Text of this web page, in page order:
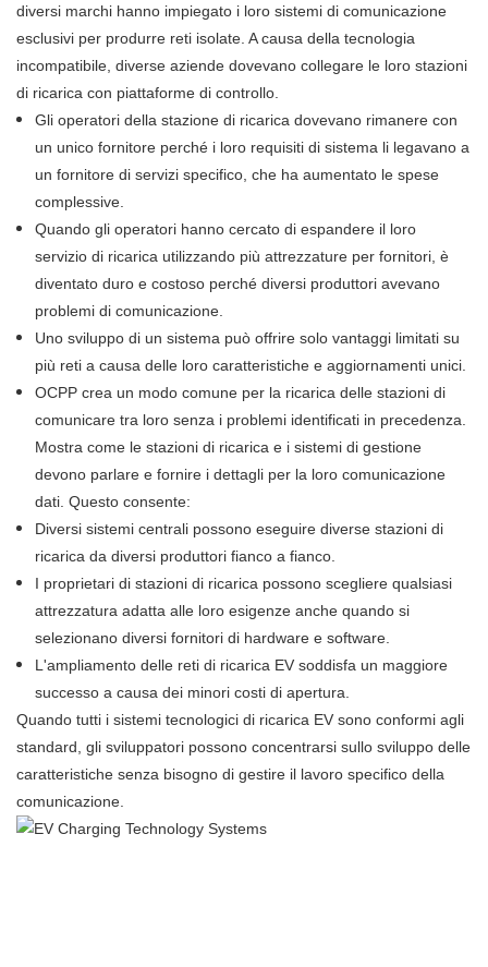
diversi marchi hanno impiegato i loro sistemi di comunicazione
esclusivi per produrre reti isolate. A causa della tecnologia
incompatibile, diverse aziende dovevano collegare le loro stazioni
di ricarica con piattaforme di controllo.
Gli operatori della stazione di ricarica dovevano rimanere con
un unico fornitore perché i loro requisiti di sistema li legavano a
un fornitore di servizi specifico, che ha aumentato le spese
complessive.
Quando gli operatori hanno cercato di espandere il loro
servizio di ricarica utilizzando più attrezzature per fornitori, è
diventato duro e costoso perché diversi produttori avevano
problemi di comunicazione.
Uno sviluppo di un sistema può offrire solo vantaggi limitati su
più reti a causa delle loro caratteristiche e aggiornamenti unici.
OCPP crea un modo comune per la ricarica delle stazioni di
comunicare tra loro senza i problemi identificati in precedenza.
Mostra come le stazioni di ricarica e i sistemi di gestione
devono parlare e fornire i dettagli per la loro comunicazione
dati. Questo consente:
Diversi sistemi centrali possono eseguire diverse stazioni di
ricarica da diversi produttori fianco a fianco.
I proprietari di stazioni di ricarica possono scegliere qualsiasi
attrezzatura adatta alle loro esigenze anche quando si
selezionano diversi fornitori di hardware e software.
L'ampliamento delle reti di ricarica EV soddisfa un maggiore
successo a causa dei minori costi di apertura.
Quando tutti i sistemi tecnologici di ricarica EV sono conformi agli
standard, gli sviluppatori possono concentrarsi sullo sviluppo delle
caratteristiche senza bisogno di gestire il lavoro specifico della
comunicazione.